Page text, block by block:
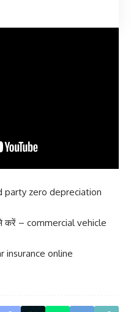
party zero depreciation
करें – commercial vehicle
insurance online